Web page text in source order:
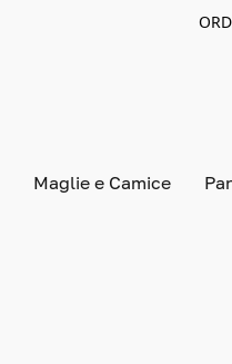
Maglie e Camice